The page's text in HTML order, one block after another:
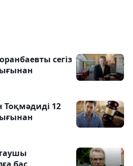
сегіз
Тоқмәдидi 12